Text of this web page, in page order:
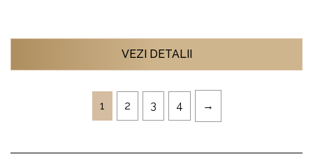
VEZI DETALII
1 2 3 4